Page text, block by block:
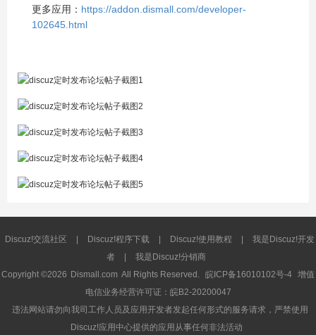
更多应用： https://addon.dismall.com/developer-
102645.html
Discuz!交流社区 | Discuz!程序下载 | Discuz!使用教程 |
我是Discuz!开发
者
|
我是Discuz!分销商
Copyright ©2026 Dismall.com All Rights Reserved. 皖ICP备16010102号-4 增值
电信业务经营许可证：皖B2-20200047
违法网站请勿向我司工作人员及应用开发者发起任何形式的服务请求，严禁使用
Discuz!应用中心提供的应用从事任何非法活动